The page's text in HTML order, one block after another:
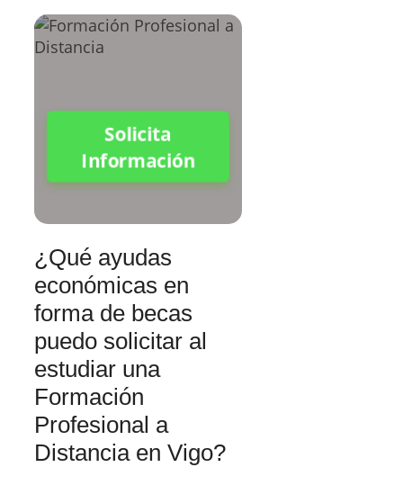
Solicita
Información
¿Qué ayudas
económicas en
forma de becas
puedo solicitar al
estudiar una
Formación
Profesional a
Distancia en Vigo?